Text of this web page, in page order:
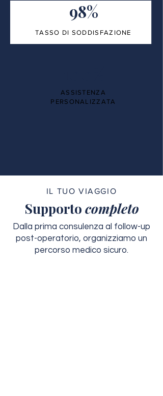
98%
TASSO DI SODDISFAZIONE
ASSISTENZA
PERSONALIZZATA
IL TUO VIAGGIO
Supporto completo
Dalla prima consulenza al follow-up
post-operatorio, organizziamo un
percorso medico sicuro.